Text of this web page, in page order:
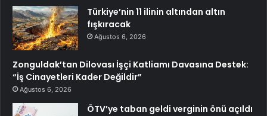
Türkiye’nin 11 ilinin altından altın
fışkıracak
Ağustos 6, 2026
Zonguldak’tan Dilovası İşçi Katliamı Davasına Destek:
“İş Cinayetleri Kader Değildir”
Ağustos 6, 2026
ÖTV’ye taban geldi verginin önü açıldı